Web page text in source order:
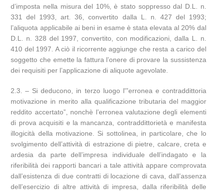
d’imposta nella misura del 10%, è stato soppresso dal D.L. n.
331 del 1993, art. 36, convertito dalla L. n. 427 del 1993;
l’aliquota applicabile ai beni in esame è stata elevata al 20% dal
D.L. n. 328 del 1997, convertito, con modificazioni, dalla L. n.
410 del 1997. A ciò il ricorrente aggiunge che resta a carico del
soggetto che emette la fattura l’onere di provare la sussistenza
dei requisiti per l’applicazione di aliquote agevolate.
2.3. – Si deducono, in terzo luogo l'”erronea e contraddittoria
motivazione in merito alla qualificazione tributaria del maggior
reddito accertato”, nonchè l’erronea valutazione degli elementi
di prova acquisiti e la mancanza, contraddittorietà e manifesta
illogicità della motivazione. Si sottolinea, in particolare, che lo
svolgimento dell’attività di estrazione di pietre, calcare, creta e
ardesia da parte dell’impresa individuale dell’indagato e la
riferibilità dei rapporti bancari a tale attività appare comprovata
dall’esistenza di due contratti di locazione di cava, dall’assenza
dell’esercizio di altre attività di impresa, dalla riferibilità delle